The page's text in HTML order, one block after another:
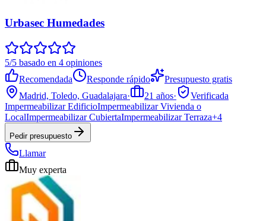
Urbasec Humedades
5/5 basado en 4 opiniones
Recomendada
Responde rápido
Presupuesto gratis
Madrid, Toledo, Guadalajara· 21 años·
Verificada
Impermeabilizar EdificioImpermeabilizar Vivienda o
LocalImpermeabilizar CubiertaImpermeabilizar Terraza+4
Pedir presupuesto
Llamar
Muy experta